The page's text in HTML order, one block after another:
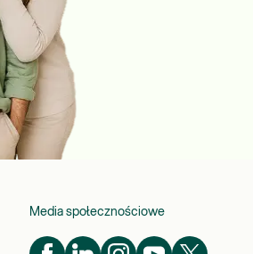
Media społecznościowe